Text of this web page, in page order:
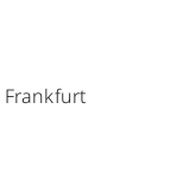
Frankfurt